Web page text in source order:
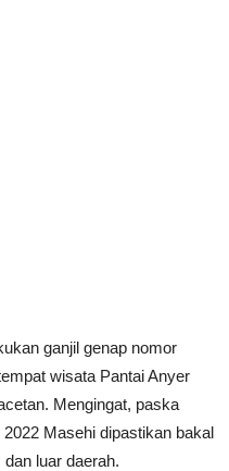
ganjil genap nomor
wisata Pantai Anyer
Mengingat, paska
Masehi dipastikan bakal
luar daerah.